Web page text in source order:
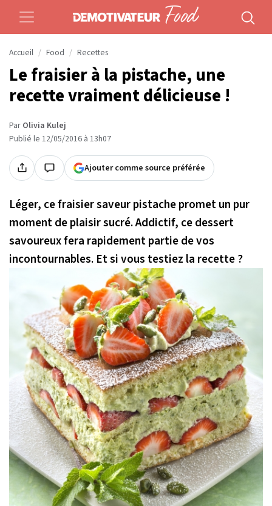
Accueil Food Recettes
Le fraisier à la pistache, une
recette vraiment délicieuse !
Par Olivia Kulej
Publié le 12/05/2016 à 13h07
Ajouter comme source préférée
Léger, ce fraisier saveur pistache promet un pur
moment de plaisir sucré. Addictif, ce dessert
savoureux fera rapidement partie de vos
incontournables. Et si vous testiez la recette ?